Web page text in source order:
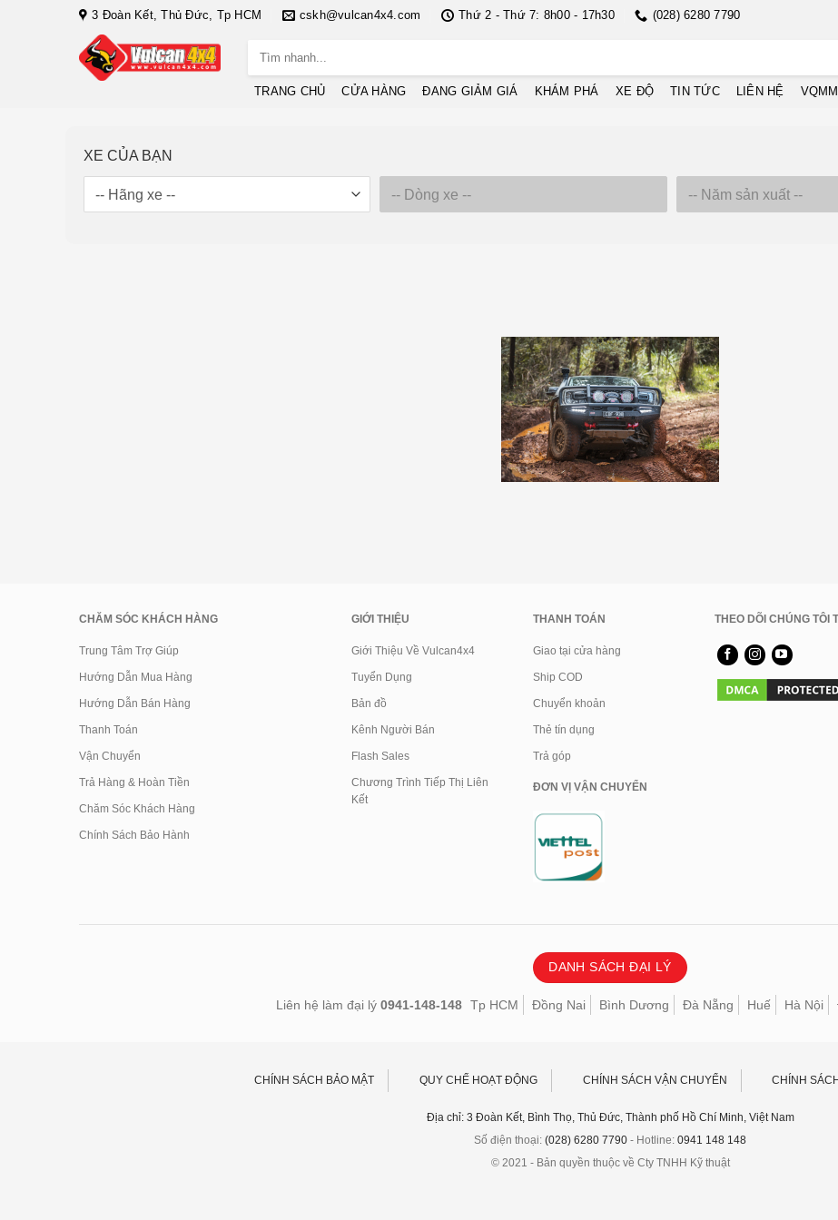
3 Đoàn Kết, Thủ Đức, Tp HCM cskh@vulcan4x4.com Thứ 2 - Thứ 7: 8h00 - 17h30 (028) 6280 7790
Tìm
TRANG CHỦ CỬA HÀNG ĐANG GIẢM GIÁ KHÁM PHÁ XE ĐỘ TIN TỨC LIÊN HỆ VQMM
XE CỦA BẠN
CHĂM SÓC KHÁCH HÀNG
Trung Tâm Trợ Giúp
Hướng Dẫn Mua Hàng
Hướng Dẫn Bán Hàng
Thanh Toán
Vận Chuyển
Trả Hàng & Hoàn Tiền
Chăm Sóc Khách Hàng
Chính Sách Bảo Hành
GIỚI THIỆU
Giới Thiệu Về Vulcan4x4
Tuyển Dụng
Bản đồ
Kênh Người Bán
Flash Sales
Chương Trình Tiếp Thị Liên
Kết
THANH TOÁN
Giao tại cửa hàng
Ship COD
Chuyển khoản
Thẻ tín dụng
Trả góp
ĐƠN VỊ VẬN CHUYỂN
THEO DÕI CHÚNG TÔI
DANH SÁCH ĐẠI LÝ
Liên hệ làm đại lý 0941-148-148 Tp HCM Đồng Nai Bình Dương Đà Nẵng Huế Hà Nội
CHÍNH SÁCH BẢO MẬT QUY CHẾ HOẠT ĐỘNG CHÍNH SÁCH VẬN CHUYỂN CHÍNH
Địa chỉ: 3 Đoàn Kết, Bình Thọ, Thủ Đức, Thành phố Hồ Chí Minh, Việt Nam
Số điện thoại: (028) 6280 7790 - Hotline: 0941 148 148
© 2021 - Bản quyền thuộc về Cty TNHH Kỹ thuật